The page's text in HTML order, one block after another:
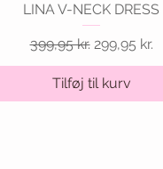
Hurtigvisning
LINA V-NECK DRESS
Regulær pris
399,95 kr. Salgspris
299,95 kr.
Tilføj til kurv